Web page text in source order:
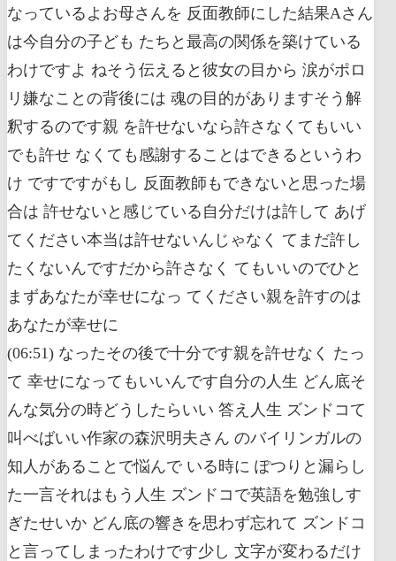
なっているよお母さんを 反面教師にした結果Aさん
は今自分の子ども たちと最高の関係を築けている
わけですよ ねそう伝えると彼女の目から 涙がポロ
リ嫌なことの背後には 魂の目的がありますそう解
釈するのです親 を許せないなら許さなくてもいい
でも許せ なくても感謝することはできるというわ
け ですですがもし 反面教師もできないと思った場
合は 許せないと感じている自分だけは許して あげ
てください本当は許せないんじゃなく てまだ許し
たくないんですだから許さなく てもいいのでひと
まずあなたが幸せになっ てください親を許すのは
あなたが幸せに
(06:51) なったその後で十分です親を許せなく たっ
て 幸せになってもいいんです自分の人生 どん底そ
んな気分の時どうしたらいい 答え人生 ズンドコて
叫べばいい作家の森沢明夫さん のバイリンガルの
知人があることで悩んで いる時に ぽつりと漏らし
た一言それはもう人生 ズンドコで英語を勉強しす
ぎたせいか どん底の響きを思わず忘れて ズンドコ
と言ってしまったわけです少し 文字が変わるだけ